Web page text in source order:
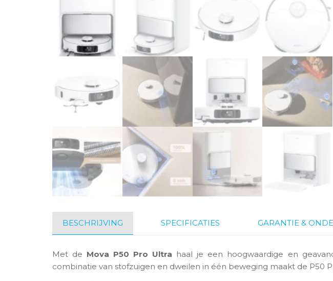
BESCHRIJVING SPECIFICATIES GARANTIE &
Met de Mova P50 Pro Ultra haal je een hoogwaardige en
combinatie van stofzuigen en dweilen in één beweging maakt de P50